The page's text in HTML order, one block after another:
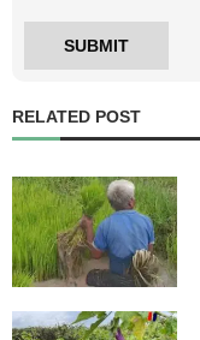
RELATED POST